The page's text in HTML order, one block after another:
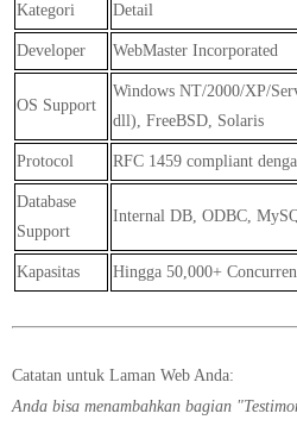
Kategori Detail
Developer WebMaster Incorporated
OS Support
Windows NT/2000/XP/
dll), FreeBSD, Solaris
Protocol RFC 1459 compliant
Database
Support
Internal DB, ODBC,
Kapasitas Hingga 50,000+
Catatan untuk Laman Web Anda:
Anda bisa menambahkan bagian